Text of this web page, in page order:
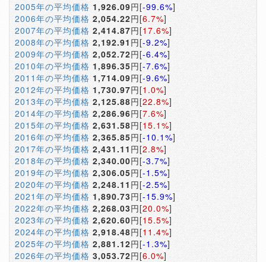
2005年の平均価格 1,926.09円[-99.6%]
2006年の平均価格 2,054.22円[6.7%]
2007年の平均価格 2,414.87円[17.6%]
2008年の平均価格 2,192.91 円[-9.2%]
2009年の平均価格 2,052.72円[-6.4%]
2010年の平均価格 1,896.35円[-7.6%]
2011年の平均価格 1,714.09円[-9.6%]
2012年の平均価格 1,730.97円[1.0%]
2013年の平均価格 2,125.88円[22.8%]
2014年の平均価格 2,286.96円[7.6%]
2015年の平均価格 2,631.58円[15.1%]
2016年の平均価格 2,365.85円[-10.1%]
2017年の平均価格 2,431.11 円[2.8%]
2018年の平均価格 2,340.00円[-3.7%]
2019年の平均価格 2,306.05円[-1.5%]
2020年の平均価格 2,248.11 円[-2.5%]
2021年の平均価格 1,890.73円[-15.9%]
2022年の平均価格 2,268.03円[20.0%]
2023年の平均価格 2,620.60円[15.5%]
2024年の平均価格 2,918.48円[11.4%]
2025年の平均価格 2,881.12円[-1.3%]
2026年の平均価格 3,053.72円[6.0%]